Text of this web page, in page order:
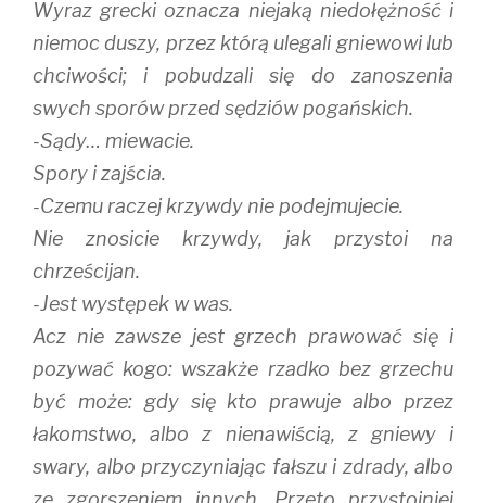
Wyraz grecki oznacza niejaką niedołężność i
niemoc duszy, przez którą ulegali gniewowi lub
chciwości; i pobudzali się do zanoszenia
swych sporów przed sędziów pogańskich.
-Sądy… miewacie.
Spory i zajścia.
-Czemu raczej krzywdy nie podejmujecie.
Nie znosicie krzywdy, jak przystoi na
chrześcijan.
-Jest występek w was.
Acz nie zawsze jest grzech prawować się i
pozywać kogo: wszakże rzadko bez grzechu
być może: gdy się kto prawuje albo przez
łakomstwo, albo z nienawiścią, z gniewy i
swary, albo przyczyniając fałszu i zdrady, albo